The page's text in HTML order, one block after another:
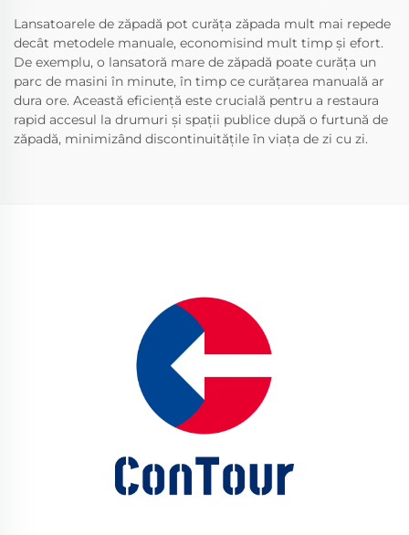
Lansatoarele de zăpadă pot curăța zăpada mult mai repede
decât metodele manuale, economisind mult timp și efort.
De exemplu, o lansatoră mare de zăpadă poate curăța un
parc de masini în minute, în timp ce curățarea manuală ar
dura ore. Această eficiență este crucială pentru a restaura
rapid accesul la drumuri și spații publice după o furtună de
zăpadă, minimizând discontinuitățile în viața de zi cu zi.